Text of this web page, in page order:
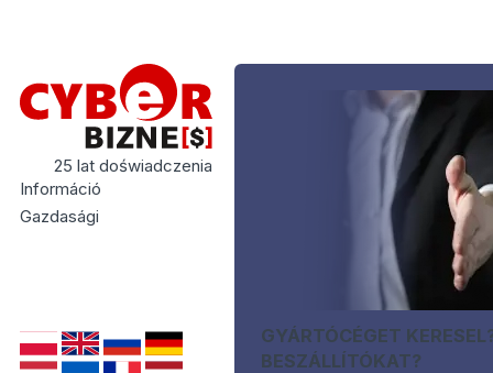
25 lat doświadczenia
Információ
Gazdasági
GYÁRTÓCÉGET
BESZÁLLÍTÓKAT?